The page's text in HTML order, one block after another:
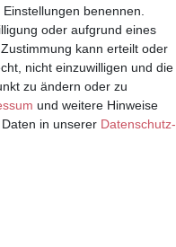
Alle Preise inkl.
Mehrwertsteuer und zuzüglich
benennen.
oder aufgrund eines
kann erteilt oder
nicht einzuwilligen und die
zu ändern oder zu
und weitere Hinweise
in unserer Daten­schutz­